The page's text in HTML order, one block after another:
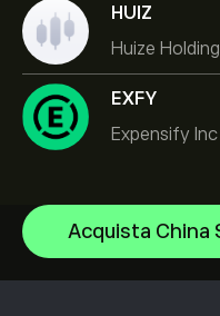
HUIZ
Huize
EXFY
Expensify
Acquista
NVIDIA Corporation
Amazon.com Inc